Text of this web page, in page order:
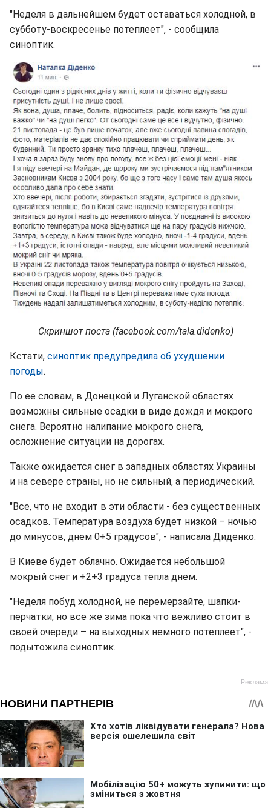
"Неделя в дальнейшем будет оставаться холодной, в
субботу-воскресенье потеплеет", - сообщила
синоптик.
Скриншот поста (facebook.com/tala.didenko)
Кстати, синоптик предупредила об ухудшении
погоды.
По ее словам, в Донецкой и Луганской областях
возможны сильные осадки в виде дождя и мокрого
снега. Вероятно налипание мокрого снега,
осложнение ситуации на дорогах.
Также ожидается снег в западных областях Украины
и на севере страны, но не сильный, а периодический.
"Все, что не входит в эти области - без существенных
осадков. Температура воздуха будет низкой – ночью
до минусов, днем 0+5 градусов", - написала Диденко.
В Киеве будет облачно. Ожидается небольшой
мокрый снег и +2+3 градуса тепла днем.
"Неделя побуд холодной, не перемерзайте, шапки-
перчатки, но все же зима пока что вежливо стоит в
своей очереди – на выходных немного потеплеет", -
подытожила синоптик.